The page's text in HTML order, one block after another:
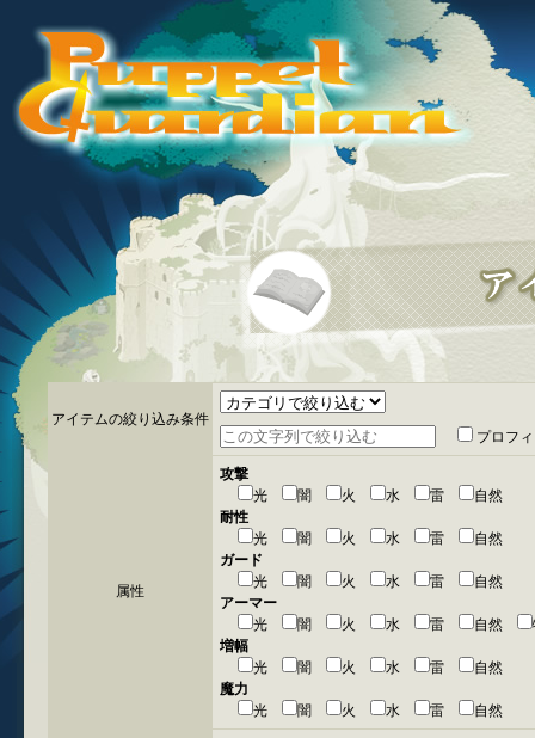
アイテムの絞り込み条件
プロフ
属性
攻撃
光
闇 火 水 雷
自然
耐性
光
闇 火 水 雷
自然
ガード
光
闇 火 水 雷
自然
アーマー
光
闇 火 水 雷 自然
増幅
光
闇 火 水 雷
自然
魔力
光
闇 火 水 雷 自然